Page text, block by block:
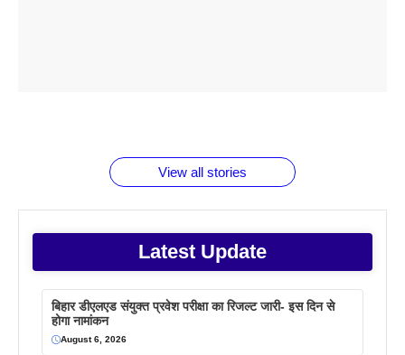
View all stories
Latest Update
बिहार डीएलएड संयुक्त प्रवेश परीक्षा का रिजल्ट जारी- इस दिन से
होगा नामांकन
August 6, 2026